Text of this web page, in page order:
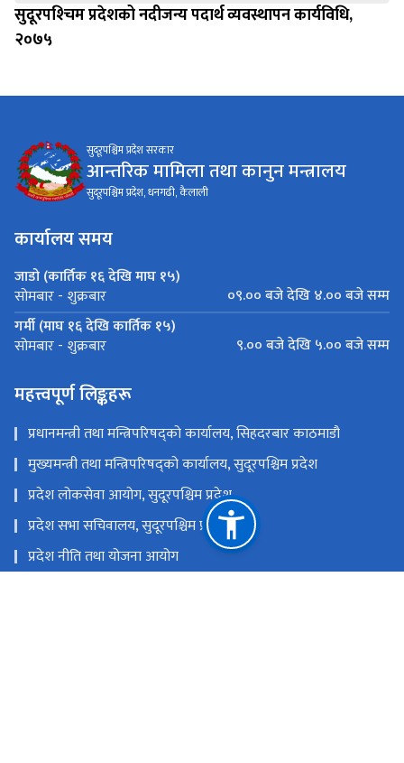
सुदूरपश्‍चिम प्रदेशको नदीजन्य पदार्थ व्यवस्थापन कार्यविधि,
२०७५
सुदूरपश्चिम प्रदेश सरकार
आन्तरिक मामिला तथा कानुन मन्त्रालय
सुदूरपश्चिम प्रदेश, धनगढी, कैलाली
कार्यालय समय
जाडो (कार्तिक १६ देखि माघ १५)
सोमबार - शुक्रबार
०९.०० बजे देखि ४.०० बजे सम्म
गर्मी (माघ १६ देखि कार्तिक १५)
सोमबार - शुक्रबार ९.०० बजे देखि ५.०० बजे सम्म
महत्त्वपूर्ण लिङ्कहरू
प्रधानमन्त्री तथा मन्त्रिपरिषद्को कार्यालय, सिहदरबार काठमाडौ
मुख्यमन्त्री तथा मन्त्रिपरिषद्को कार्यालय, सुदूरपश्चिम प्रदेश
प्रदेश लोकसेवा आयोग, सुदूरपश्चिम प्रदेश
प्रदेश सभा सचिवालय, सुदूरपश्चिम प्रदेश
प्रदेश नीति तथा योजना आयोग